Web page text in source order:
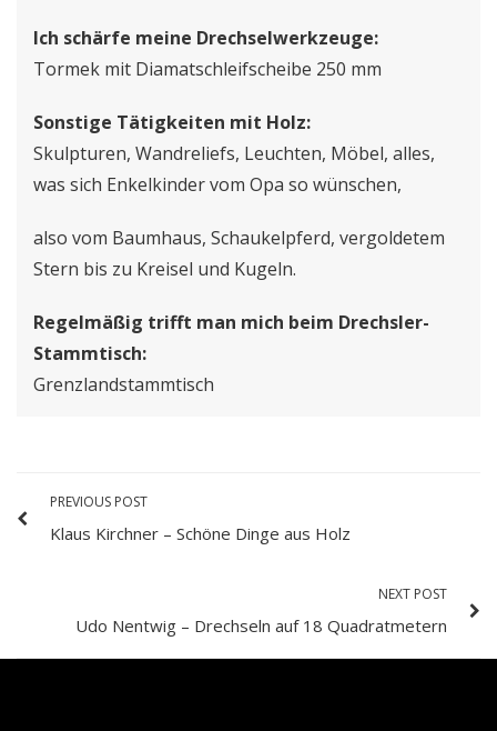
Ich schärfe meine Drechselwerkzeuge:
Tormek mit Diamatschleifscheibe 250 mm
Sonstige Tätigkeiten mit Holz:
Skulpturen, Wandreliefs, Leuchten, Möbel, alles,
was sich Enkelkinder vom Opa so wünschen,
also vom Baumhaus, Schaukelpferd, vergoldetem
Stern bis zu Kreisel und Kugeln.
Regelmäßig trifft man mich beim Drechsler-
Stammtisch:
Grenzlandstammtisch
PREVIOUS POST
Klaus Kirchner – Schöne Dinge aus Holz
NEXT POST
Udo Nentwig – Drechseln auf 18 Quadratmetern